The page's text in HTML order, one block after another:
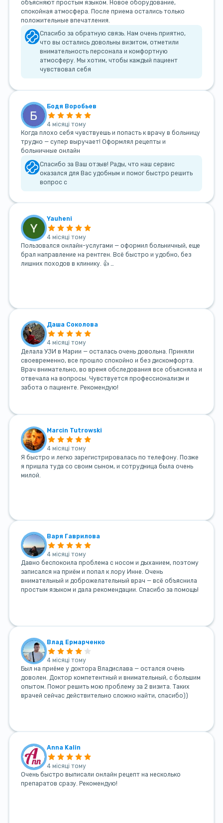
объясняют простым языком. Новое оборудование,
спокойная атмосфера. После приема остались только
положительные впечатления.
Спасибо за обратную связь. Нам очень приятно,
что вы остались довольны визитом, отметили
внимательность персонала и комфортную
атмосферу. Мы хотим, чтобы каждый пациент
чувствовал себя
Бодя Воробьев
4 місяці тому
Когда плохо себя чувствуешь и попасть к врачу в больницу
трудно — супер выручает! Оформлял рецепты и
больничные онлайн
Спасибо за Ваш отзыв! Рады, что наш сервис
оказался для Вас удобным и помог быстро решить
вопрос с
Yauheni
4 місяці тому
Пользовался онлайн-услугами — оформил больничный, еще
брал направление на рентген. Всё быстро и удобно, без
лишних походов в клинику. 👍 …
Даша Соколова
4 місяці тому
Делала УЗИ в Марии — осталась очень довольна. Приняли
своевременно, все прошло спокойно и без дискомфорта.
Врач внимательно, во время обследования все объясняла и
отвечала на вопросы. Чувствуется профессионализм и
забота о пациенте. Рекомендую!
Marcin Tutrowski
4 місяці тому
Я быстро и легко зарегистрировалась по телефону. Позже
я пришла туда со своим сыном, и сотрудница была очень
милой.
Варя Гаврилова
4 місяці тому
Давно беспокоила проблема с носом и дыханием, поэтому
записался на приём и попал к лору Инне. Очень
внимательный и доброжелательный врач — всё объяснила
простым языком и дала рекомендации. Спасибо за помощь!
Влад Ермарченко
4 місяці тому
Был на приёме у доктора Владислава — остался очень
доволен. Доктор компетентный и внимательный, с большим
опытом. Помог решить мою проблему за 2 визита. Таких
врачей сейчас действительно сложно найти, спасибо))
Anna Kalin
4 місяці тому
Очень быстро выписали онлайн рецепт на несколько
препаратов сразу. Рекомендую!